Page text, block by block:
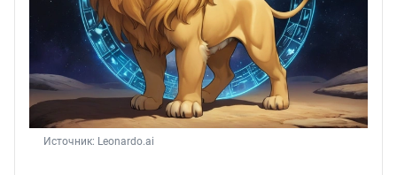
Источник: Leonardo.ai